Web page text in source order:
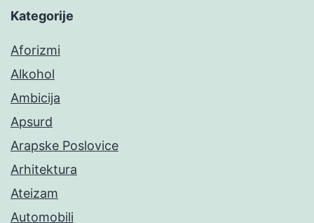
Kategorije
Aforizmi
Alkohol
Ambicija
Apsurd
Arapske Poslovice
Arhitektura
Ateizam
Automobili